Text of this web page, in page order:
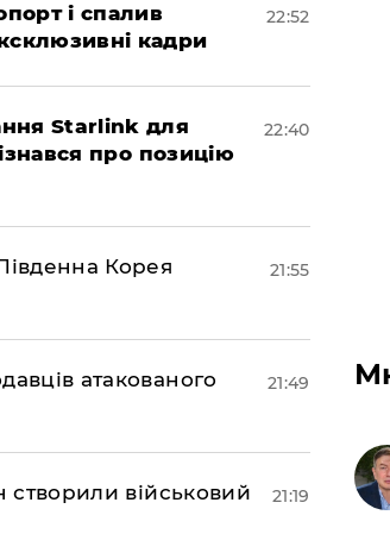
і спалив
кадри
22:52
Starlink для
про позицію
22:40
Корея
21:55
атакованого
21:49
створили військовий
21:19